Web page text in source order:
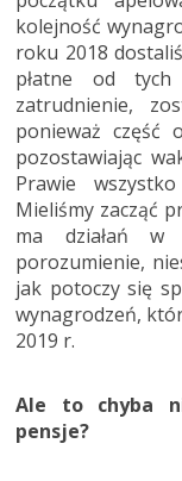
kolejność
roku 2018
płatne od tych
zatrudnienie,
ponieważ część
pozostawiając
Prawie
Mieliśmy zacząć
ma działań w
porozumienie,
jak potoczy się
wynagrodzeń,
2019 r.
Ale to chyba
pensje?